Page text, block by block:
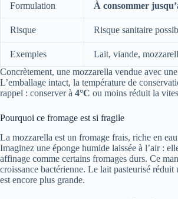
Formulation À consommer
Risque Risque sanitaire
Exemples Lait, viande,
Concrètement, une mozzarella vendue avec une
L’emballage intact, la température de
rappel : conserver à 4°C ou moins réduit la
Pourquoi ce fromage est si fragile
La mozzarella est un fromage frais, riche en
Imaginez une éponge humide laissée à l’air :
affinage comme certains fromages durs. Ce
croissance bactérienne. Le lait pasteurisé
est encore plus grande.